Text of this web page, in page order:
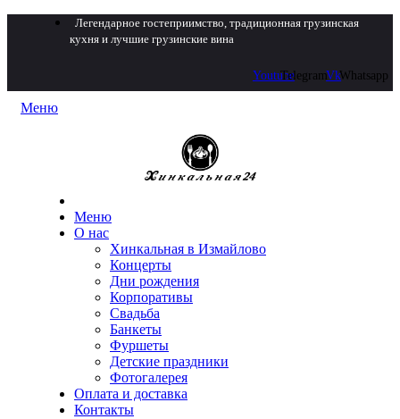
Легендарное гостеприимство, традиционная грузинская
кухня и лучшие грузинские вина
YoutubeTelegramVkWhatsapp
Меню
Меню
О нас
Хинкальная в Измайлово
Концерты
Дни рождения
Корпоративы
Свадьба
Банкеты
Фуршеты
Детские праздники
Фотогалерея
Оплата и доставка
Контакты